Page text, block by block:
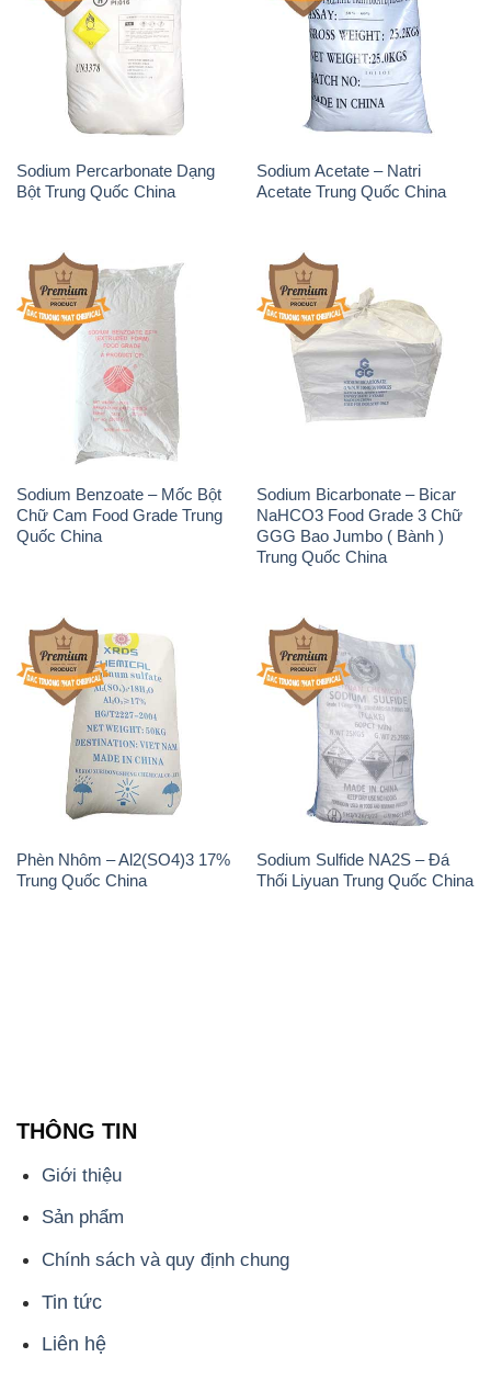
Sodium Percarbonate Dạng
Bột Trung Quốc China
Sodium Acetate – Natri
Acetate Trung Quốc China
Sodium Benzoate – Mốc Bột
Chữ Cam Food Grade Trung
Quốc China
Sodium Bicarbonate – Bicar
NaHCO3 Food Grade 3 Chữ
GGG Bao Jumbo ( Bành )
Trung Quốc China
Phèn Nhôm – Al2(SO4)3 17%
Trung Quốc China
Sodium Sulfide NA2S – Đá
Thối Liyuan Trung Quốc China
THÔNG TIN
Giới thiệu
Sản phẩm
Chính sách và quy định chung
Tin tức
Liên hệ